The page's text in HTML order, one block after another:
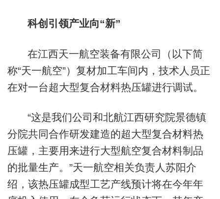
科创引领产业向“新”
在江西天一航空装备有限公司（以下简
称“天一航空”）复材加工车间内，技术人员正
在对一台超大型复合材料热压罐进行调试。
“这是我们公司和北航江西研究院景德镇
分院共同合作研发建造的超大型复合材料热
压罐，主要用来进行大型航空复合材料制品
的批量生产。”天一航空相关负责人苏阳介
绍，该热压罐成型工艺产线预计将在今年年